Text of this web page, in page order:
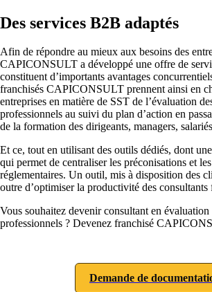
Des services B2B adaptés
Afin de répondre au mieux aux besoins des
CAPICONSULT a développé une offre de
constituent d’importants avantages
franchisés CAPICONSULT prennent ainsi en
entreprises en matière de SST de l’évaluation
professionnels au suivi du plan d’action en
de la formation des dirigeants, managers,
Et ce, tout en utilisant des outils dédiés, dont
qui permet de centraliser les préconisations et
réglementaires. Un outil, mis à disposition des
outre d’optimiser la productivité des consultants
Vous souhaitez devenir consultant en évaluation
professionnels ? Devenez franchisé
Demande de